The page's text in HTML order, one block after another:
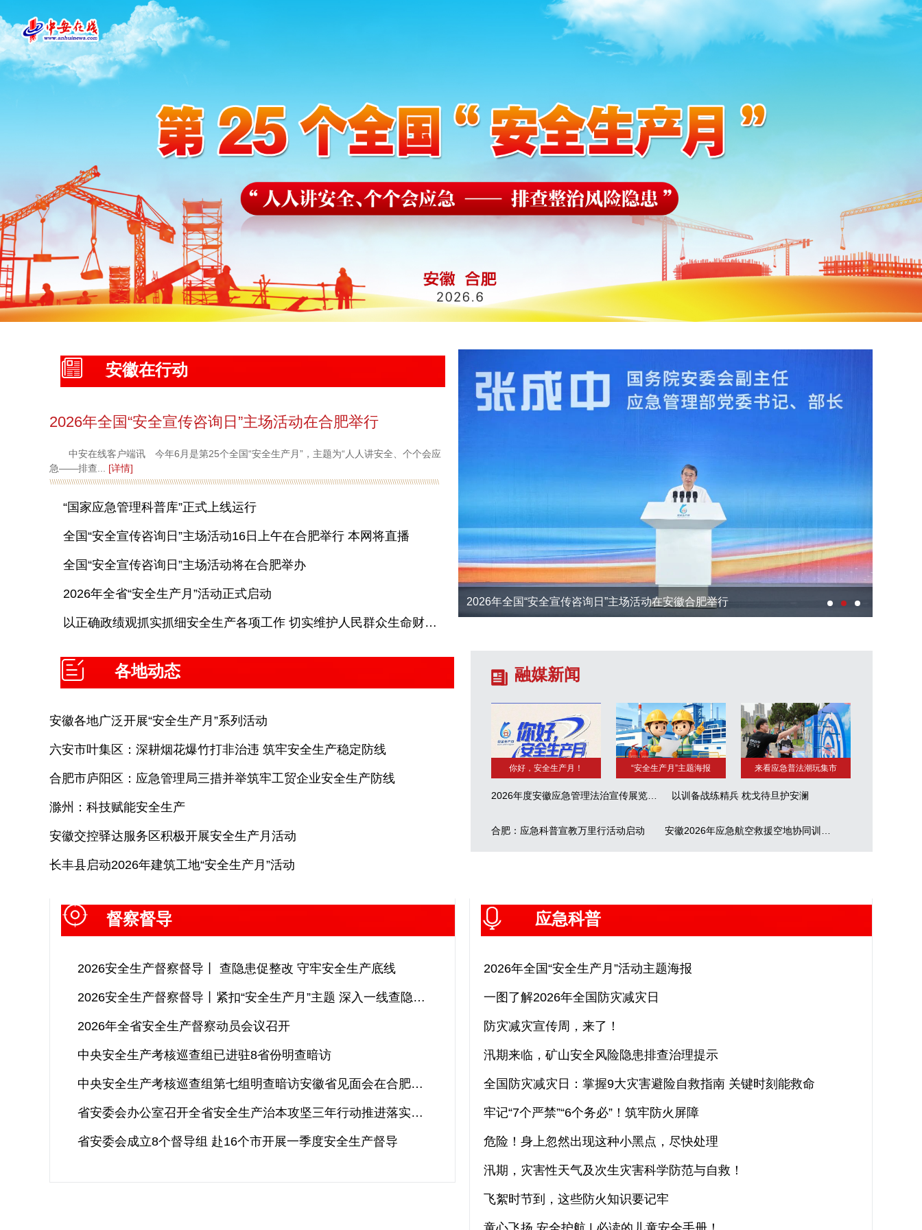
安徽在行动
2026年全国“安全宣传咨询日”主场活动在合肥举行
中安在线客户端讯 今年6月是第25个全国“安全生产月”，主题为“人人讲安全、个个会应
急——排查... [详情]
“国家应急管理科普库”正式上线运行
全国“安全宣传咨询日”主场活动16日上午在合肥举行 本网将直播
全国“安全宣传咨询日”主场活动将在合肥举办
2026年全省“安全生产月”活动正式启动
以正确政绩观抓实抓细安全生产各项工作 切实维护人民群众生命财产安全和社会稳定
2026年全国“安全宣传咨询日”主场活动在合肥举行 2026年全国“安全宣传咨询日”主场活动在安徽合肥举行
各地动态
安徽各地广泛开展“安全生产月”系列活动
六安市叶集区：深耕烟花爆竹打非治违 筑牢安全生产稳定防线
合肥市庐阳区：应急管理局三措并举筑牢工贸企业安全生产防线
滁州：科技赋能安全生产
安徽交控驿达服务区积极开展安全生产月活动
长丰县启动2026年建筑工地“安全生产月”活动
融媒新闻
你好，安全生产月！ “安全生产月”主题海报 来看应急普法潮玩集市
以训备战练精兵 枕戈待旦护安澜
合肥：应急科普宣教万里行活动启动
督察督导
2026安全生产督察督导丨 查隐患促整改 守牢安全生产底线
2026安全生产督察督导丨紧扣“安全生产月”主题 深入一线查隐患保平安
2026年全省安全生产督察动员会议召开
中央安全生产考核巡查组已进驻8省份明查暗访
中央安全生产考核巡查组第七组明查暗访安徽省见面会在合肥市召开
省安委会办公室召开全省安全生产治本攻坚三年行动推进落实调度会议
省安委会成立8个督导组 赴16个市开展一季度安全生产督导
应急科普
2026年全国“安全生产月”活动主题海报
一图了解2026年全国防灾减灾日
防灾减灾宣传周，来了！
汛期来临，矿山安全风险隐患排查治理提示
全国防灾减灾日：掌握9大灾害避险自救指南 关键时刻能救命
牢记“7个严禁”“6个务必”！筑牢防火屏障
危险！身上忽然出现这种小黑点，尽快处理
汛期，灾害性天气及次生灾害科学防范与自救！
飞絮时节到，这些防火知识要记牢